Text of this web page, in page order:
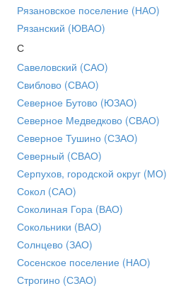
Рязановское поселение (НАО)
Рязанский (ЮВАО)
С
Савеловский (САО)
Свиблово (СВАО)
Северное Бутово (ЮЗАО)
Северное Медведково (СВАО)
Северное Тушино (СЗАО)
Северный (СВАО)
Серпухов, городской округ (МО)
Сокол (САО)
Соколиная Гора (ВАО)
Сокольники (ВАО)
Солнцево (ЗАО)
Сосенское поселение (НАО)
Строгино (СЗАО)